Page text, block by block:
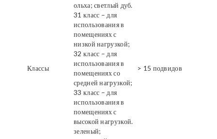
ольха; светлый дуб.
Классы
31 класс – для
использования в
помещениях с
низкой нагрузкой;
32 класс – для
использования в
помещениях со
средней нагрузкой;
33 класс – для
использования в
помещениях с
высокой нагрузкой.
> 15 подвидов
зеленый;